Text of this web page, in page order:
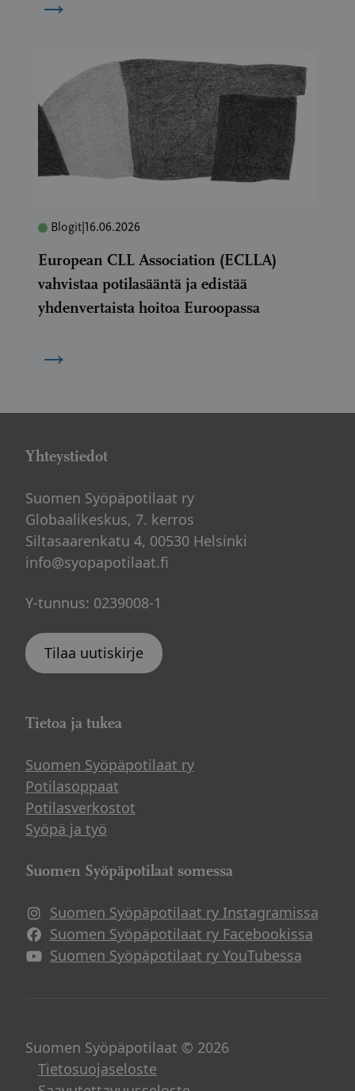
→
Blogit 16.06.2026
European CLL Association (ECLLA)
vahvistaa potilasääntä ja edistää
yhdenvertaista hoitoa Euroopassa
→
Yhteystiedot
Suomen Syöpäpotilaat ry
Globaalikeskus, 7. kerros
Siltasaarenkatu 4, 00530 Helsinki
info@syopapotilaat.fi
Y-tunnus: 0239008-1
Tilaa uutiskirje
Tietoa ja tukea
Suomen Syöpäpotilaat ry
Potilasoppaat
Potilasverkostot
Syöpä ja työ
Suomen Syöpäpotilaat somessa
Suomen Syöpäpotilaat ry Instagramissa
Suomen Syöpäpotilaat ry Facebookissa
Suomen Syöpäpotilaat ry YouTubessa
Suomen Syöpäpotilaat © 2026
Tietosuojaseloste